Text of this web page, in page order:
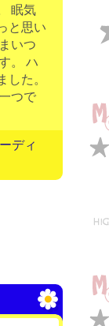
眠気
と思い
いつ
。 ハ
た。
つで
ディ